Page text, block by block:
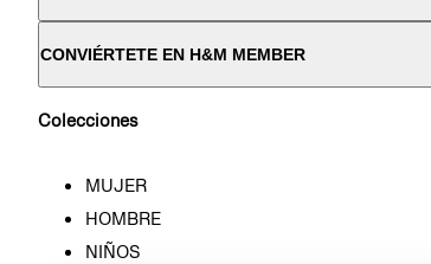
CONVIÉRTETE EN H&M MEMBER
Colecciones
MUJER
HOMBRE
NIÑOS